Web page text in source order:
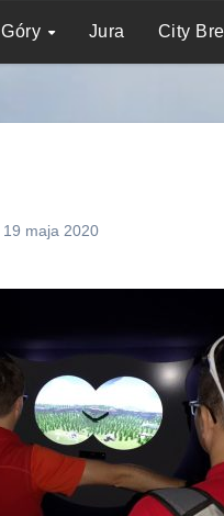
Góry Jura City
19 maja 2020